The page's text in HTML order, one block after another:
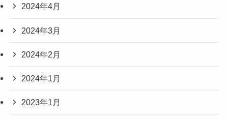
2024年4月
2024年3月
2024年2月
2024年1月
2023年1月